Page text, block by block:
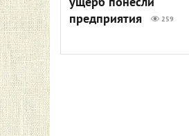
предприятия
259